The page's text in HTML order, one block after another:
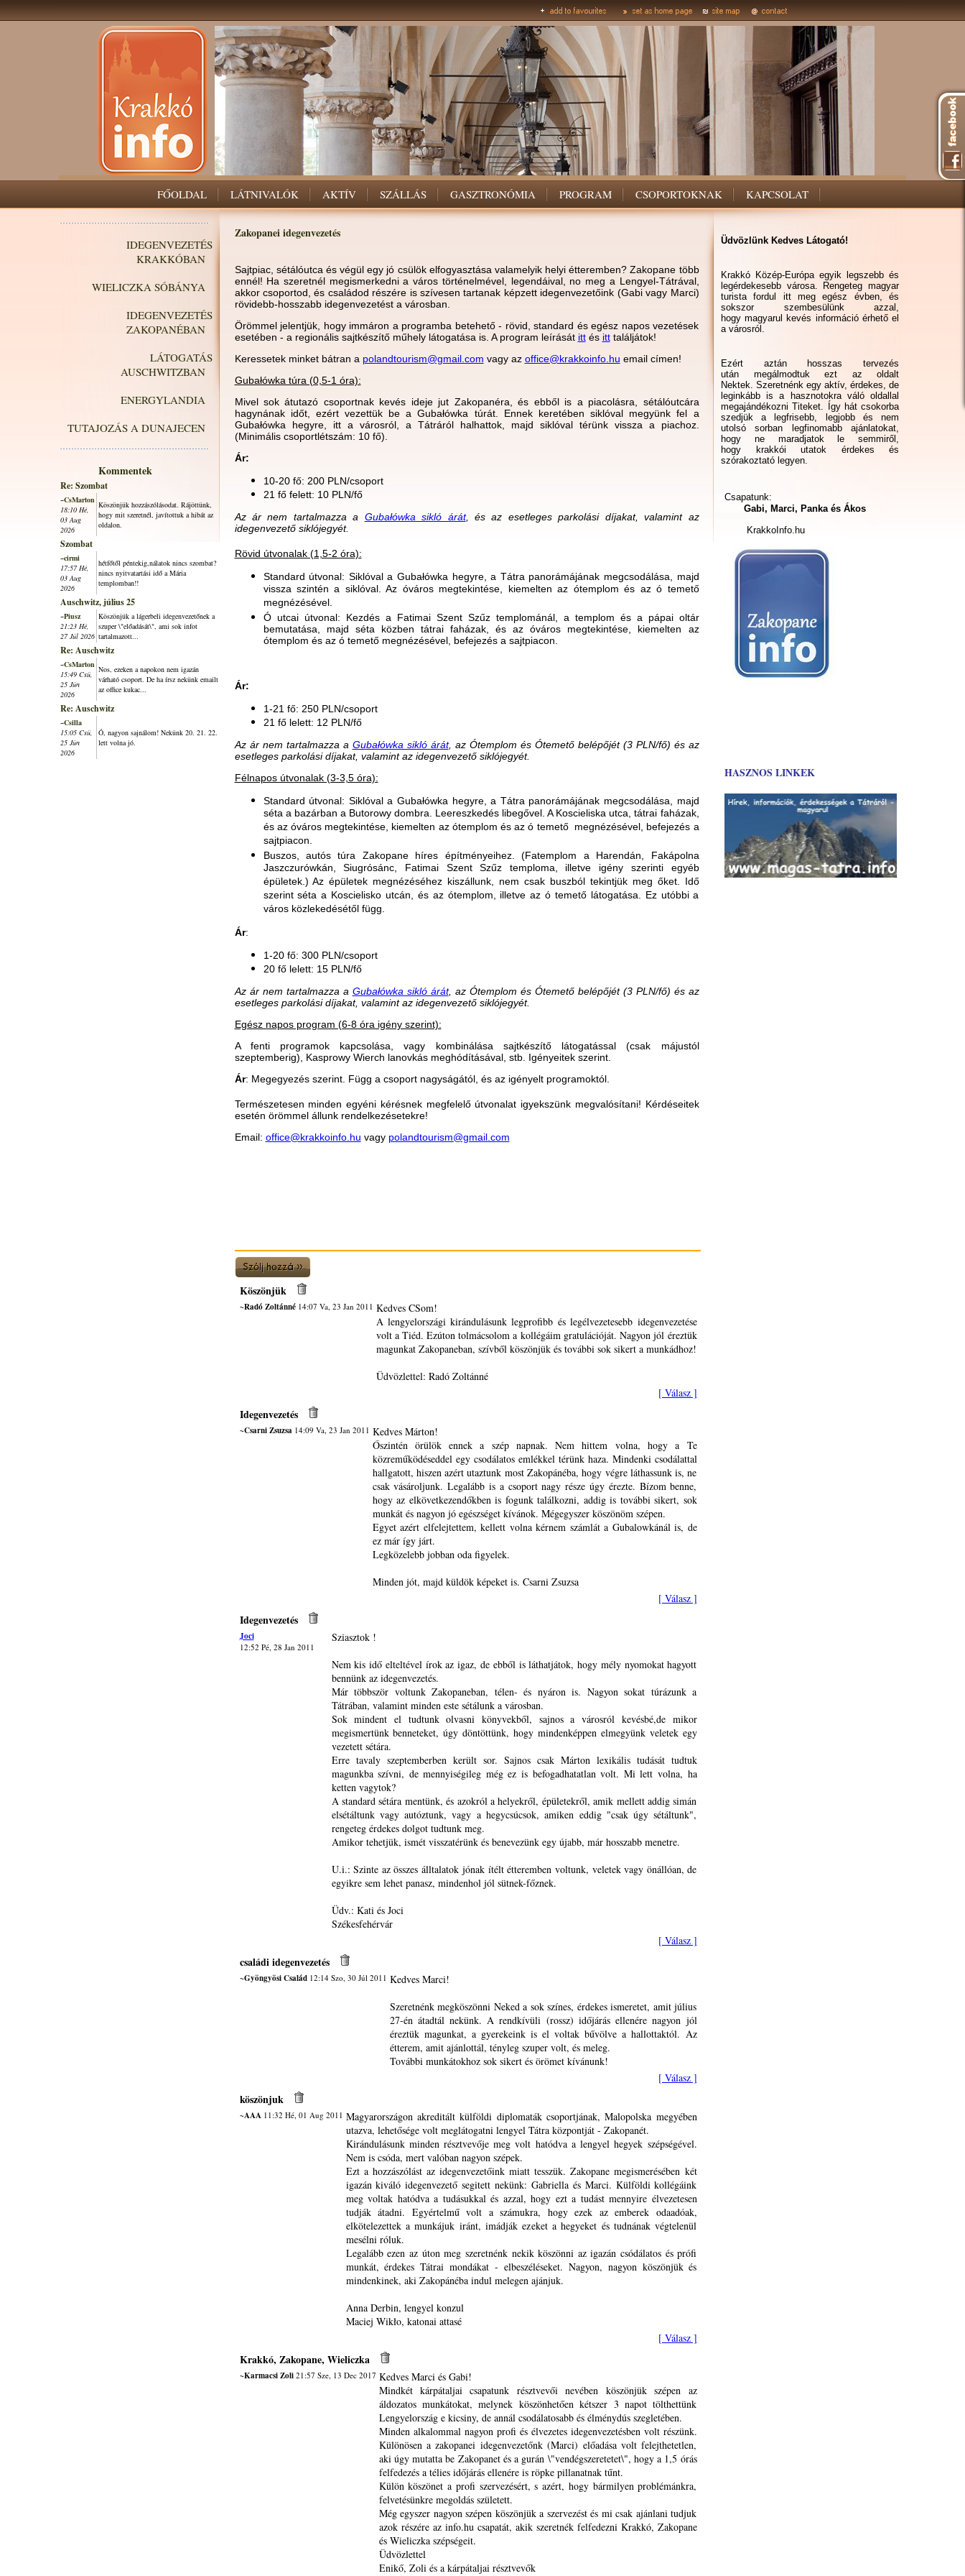
FŐOLDAL LÁTNIVALÓK AKTÍV SZÁLLÁS GASZTRONÓMIA PROGRAM CSOPORTOKNAK KAPCSOLAT
IDEGENVEZETÉS
KRAKKÓBAN
WIELICZKA SÓBÁNYA
IDEGENVEZETÉS
ZAKOPANÉBAN
LÁTOGATÁS
AUSCHWITZBAN
ENERGYLANDIA
TUTAJOZÁS A DUNAJECEN
Kommentek
Re: Szombat
~CsMarton
18:10 Hé,
03 Aug
2026
Köszönjük hozzászólásodat. Rájöttünk,
hogy mit szeretnél, javítottuk a hibát az
oldalon.
Szombat
~cirmi
17:57 Hé,
03 Aug
2026
hétfőtől péntekig,nálatok nincs szombat?
nincs nyitvatartási idő a Mária
templomban!!
Auschwitz, július 25
~Piusz
21:23 Hé,
27 Júl 2026
Köszönjük a lágerbeli idegenvezetőnek a
szuper \"előadását\", ami sok infot
tartalmazott...
Re: Auschwitz
~CsMarton
15:49 Csü,
25 Jún
2026
Nos, ezeken a napokon nem igazán
várható csoport. De ha írsz nekünk emailt
az office kukac...
Re: Auschwitz
~Csilla
15:05 Csü,
25 Jún
2026
Ó, nagyon sajnálom! Nekünk 20. 21. 22.
lett volna jó.
Zakopanei idegenvezetés
Sajtpiac, sétálóutca és végül egy jó csülök elfogyasztása valamelyik helyi étteremben? Zakopane több
ennél! Ha szeretnél megismerkedni a város történelmével, legendáival, no meg a Lengyel-Tátrával,
akkor csoportod, és családod részére is szívesen tartanak képzett idegenvezetőink (Gabi vagy Marci)
rövidebb-hosszabb idegenvezetést a városban.
Örömmel jelentjük, hogy immáron a programba betehető - rövid, standard és egész napos vezetések
esetében - a regionális sajtkészítő műhely látogatása is. A program leírását ittés itttaláljátok!
Keressetek minket bátran a polandtourism@gmail.com vagy az office@krakkoinfo.hu email címen!
Gubałówka túra (0,5-1 óra):
Mivel sok átutazó csoportnak kevés ideje jut Zakopanéra, és ebből is a piacolásra, sétálóutcára
hagynának időt, ezért vezettük be a Gubałówka túrát. Ennek keretében siklóval megyünk fel a
Gubałówka hegyre, itt a városról, a Tátráról halhattok, majd siklóval térünk vissza a piachoz.
(Minimális csoportlétszám: 10 fő).
Ár:
10-20 fő: 200 PLN/csoport
21 fő felett: 10 PLN/fő
Az ár nem tartalmazza a Gubałówka sikló árát, és az esetleges parkolási díjakat, valamint az
idegenvezető siklójegyét.
Rövid útvonalak (1,5-2 óra):
Standard útvonal: Siklóval a Gubałówka hegyre, a Tátra panorámájának megcsodálása, majd
vissza szintén a siklóval. Az óváros megtekintése, kiemelten az ótemplom és az ó temető
megnézésével.
Ó utcai útvonal: Kezdés a Fatimai Szent Szűz templománál, a templom és a pápai oltár
bemutatása, majd séta közben tátrai faházak, és az óváros megtekintése, kiemelten az
ótemplom és az ó temető megnézésével, befejezés a sajtpiacon.
Ár:
1-21 fő: 250 PLN/csoport
21 fő lelett: 12 PLN/fő
Az ár nem tartalmazza a Gubałówka sikló árát, az Ótemplom és Ótemető belépőjét (3 PLN/fő) és az
esetleges parkolási díjakat, valamint az idegenvezető siklójegyét.
Félnapos útvonalak (3-3,5 óra):
Standard útvonal: Siklóval a Gubałówka hegyre, a Tátra panorámájának megcsodálása, majd
séta a bazárban a Butorowy dombra. Leereszkedés libegővel. A Koscieliska utca, tátrai faházak,
és az óváros megtekintése, kiemelten az ótemplom és az ó temető megnézésével, befejezés a
sajtpiacon.
Buszos, autós túra Zakopane híres építményeihez. (Fatemplom a Harendán, Fakápolna
Jaszczurówkán, Siugrósánc, Fatimai Szent Szűz temploma, illetve igény szerinti egyéb
épületek.) Az épületek megnézéséhez kiszállunk, nem csak buszból tekintjük meg őket. Idő
szerint séta a Koscielisko utcán, és az ótemplom, illetve az ó temető látogatása. Ez utóbbi a
város közlekedésétől függ.
Ár:
1-20 fő: 300 PLN/csoport
20 fő lelett: 15 PLN/fő
Az ár nem tartalmazza a Gubałówka sikló árát, az Ótemplom és Ótemető belépőjét (3 PLN/fő) és az
esetleges parkolási díjakat, valamint az idegenvezető siklójegyét.
Egész napos program (6-8 óra igény szerint):
A fenti programok kapcsolása, vagy kombinálása sajtkészítő látogatással (csak májustól
szeptemberig), Kasprowy Wierch lanovkás meghódításával, stb. Igényeitek szerint.
Ár: Megegyezés szerint. Függ a csoport nagyságától, és az igényelt programoktól.
Természetesen minden egyéni kérésnek megfelelő útvonalat igyekszünk megvalósítani! Kérdéseitek
esetén örömmel állunk rendelkezésetekre!
Email: office@krakkoinfo.hu vagy polandtourism@gmail.com
Köszönjük
~Radó Zoltánné14:07 Va, 23 Jan 2011 Kedves CSom!
A lengyelországi kirándulásunk legprofibb és legélvezetesebb idegenvezetése
volt a Tiéd. Ezúton tolmácsolom a kollégáim gratulációját. Nagyon jól éreztük
magunkat Zakopaneban, szívből köszönjük és további sok sikert a munkádhoz!
Üdvözlettel: Radó Zoltánné
[ Válasz ]
Idegenvezetés
~Csarni Zsuzsa14:09 Va, 23 Jan 2011 Kedves Márton!
Őszintén örülök ennek a szép napnak. Nem hittem volna, hogy a Te
közreműködéseddel egy csodálatos emlékkel térünk haza. Mindenki csodálattal
hallgatott, hiszen azért utaztunk most Zakopánéba, hogy végre láthassunk is, ne
csak vásároljunk. Legalább is a csoport nagy része úgy érezte. Bízom benne,
hogy az elkövetkezendőkben is fogunk találkozni, addig is további sikert, sok
munkát és nagyon jó egészséget kívánok. Mégegyszer köszönöm szépen.
Egyet azért elfelejtettem, kellett volna kérnem számlát a Gubalowkánál is, de
ez már így járt.
Legközelebb jobban oda figyelek.
Minden jót, majd küldök képeket is. Csarni Zsuzsa
[ Válasz ]
Idegenvezetés
Joci
12:52 Pé, 28 Jan 2011
Sziasztok !
Nem kis idő elteltével írok az igaz, de ebből is láthatjátok, hogy mély nyomokat hagyott
bennünk az idegenvezetés.
Már többször voltunk Zakopaneban, télen- és nyáron is. Nagyon sokat túrázunk a
Tátrában, valamint minden este sétálunk a városban.
Sok mindent el tudtunk olvasni könyvekből, sajnos a városról kevésbé,de mikor
megismertünk benneteket, úgy döntöttünk, hogy mindenképpen elmegyünk veletek egy
vezetett sétára.
Erre tavaly szeptemberben került sor. Sajnos csak Márton lexikális tudását tudtuk
magunkba szívni, de mennyiségileg még ez is befogadhatatlan volt. Mi lett volna, ha
ketten vagytok?
A standard sétára mentünk, és azokról a helyekről, épületekről, amik mellett addig simán
elsétáltunk vagy autóztunk, vagy a hegycsúcsok, amiken eddig "csak úgy sétáltunk",
rengeteg érdekes dolgot tudtunk meg.
Amikor tehetjük, ismét visszatérünk és benevezünk egy újabb, már hosszabb menetre.
U.i.: Szinte az összes álltalatok jónak ítélt étteremben voltunk, veletek vagy önállóan, de
egyikre sem lehet panasz, mindenhol jól sütnek-főznek.
Üdv.: Kati és Joci
Székesfehérvár
[ Válasz ]
családi idegenvezetés
~Gyöngyösi Család12:14 Szo, 30 Júl 2011 Kedves Marci!
Szeretnénk megköszönni Neked a sok színes, érdekes ismeretet, amit július
27-én átadtál nekünk. A rendkívüli (rossz) időjárás ellenére nagyon jól
éreztük magunkat, a gyerekeink is el voltak bűvölve a hallottaktól. Az
étterem, amit ajánlottál, tényleg szuper volt, és meleg.
További munkátokhoz sok sikert és örömet kívánunk!
[ Válasz ]
köszönjuk
~AAA11:32 Hé, 01 Aug 2011 Magyarországon akreditált külföldi diplomaták csoportjának, Malopolska megyében
utazva, lehetősége volt meglátogatni lengyel Tátra központját - Zakopanét.
Kirándulásunk minden résztvevője meg volt hatódva a lengyel hegyek szépségével.
Nem is csóda, mert valóban nagyon szépek.
Ezt a hozzászólást az idegenvezetőink miatt tesszük. Zakopane megismerésében két
igazán kiváló idegenvezető segitett nekünk: Gabriella és Marci. Külföldi kollégáink
meg voltak hatódva a tudásukkal és azzal, hogy ezt a tudást mennyire élvezetesen
tudják átadni. Egyértelmű volt a számukra, hogy ezek az emberek odaadóak,
elkötelezettek a munkájuk iránt, imádják ezeket a hegyeket és tudnának végtelenül
mesélni róluk.
Legalább ezen az úton meg szeretnénk nekik köszönni az igazán csódálatos és prófi
munkát, érdekes Tátrai mondákat - elbeszéléseket. Nagyon, nagyon köszönjük és
mindenkinek, aki Zakopánéba indul melegen ajánjuk.
Anna Derbin, lengyel konzul
Maciej Wikło, katonai attasé
[ Válasz ]
Krakkó, Zakopane, Wieliczka
~Karmacsi Zoli21:57 Sze, 13 Dec 2017 Kedves Marci és Gabi!
Mindkét kárpátaljai csapatunk résztvevői nevében köszönjük szépen az
áldozatos munkátokat, melynek köszönhetően kétszer 3 napot tölthettünk
Lengyelország e kicsiny, de annál csodálatosabb és élménydús szegletében.
Minden alkalommal nagyon profi és élvezetes idegenvezetésben volt részünk.
Különösen a zakopanei idegenvezetőnk (Marci) előadása volt felejthetetlen,
aki úgy mutatta be Zakopanet és a gurán \"vendégszeretetet\", hogy a 1,5 órás
felfedezés a télies időjárás ellenére is röpke pillanatnak tűnt.
Külön köszönet a profi szervezésért, s azért, hogy bármilyen problémánkra,
felvetésünkre megoldás született.
Még egyszer nagyon szépen köszönjük a szervezést és mi csak ajánlani tudjuk
azok részére az info.hu csapatát, akik szeretnék felfedezni Krakkó, Zakopane
és Wieliczka szépségeit.
Üdvözlettel
Enikő, Zoli és a kárpátaljai résztvevők
Üdvözlünk Kedves Látogató!
Krakkó Közép-Európa egyik legszebb és
legérdekesebb városa. Rengeteg magyar
turista fordul itt meg egész évben, és
sokszor szembesülünk azzal,
hogy magyarul kevés információ érhető el
a városról.
Ezért aztán hosszas tervezés
után megálmodtuk ezt az oldalt
Nektek. Szeretnénk egy aktív, érdekes, de
leginkább is a hasznotokra váló oldallal
megajándékozni Titeket. Így hát csokorba
szedjük a legfrisebb, legjobb és nem
utolsó sorban legfinomabb ajánlatokat,
hogy ne maradjatok le semmiről,
hogy krakkói utatok érdekes és
szórakoztató legyen.
Csapatunk:
Gabi, Marci, Panka és Ákos
KrakkoInfo.hu
HASZNOS LINKEK